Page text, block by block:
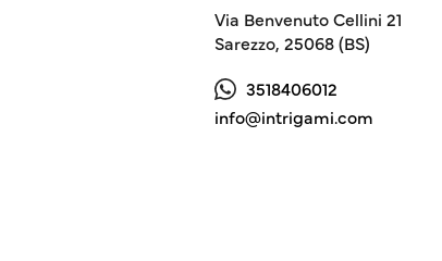
Via Benvenuto Cellini 21
Sarezzo, 25068 (BS)
3518406012
info@intrigami.com